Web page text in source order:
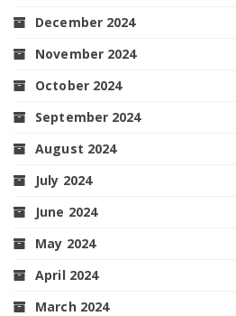
December 2024
November 2024
October 2024
September 2024
August 2024
July 2024
June 2024
May 2024
April 2024
March 2024